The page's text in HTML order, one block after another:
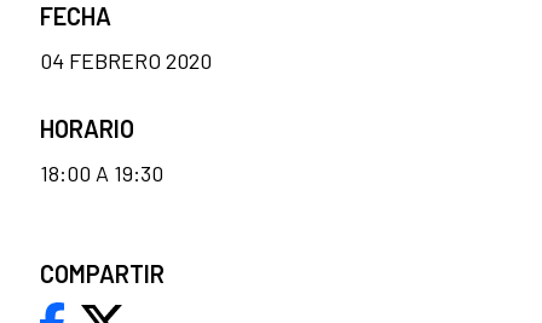
FECHA
04 FEBRERO 2020
HORARIO
18:00 A 19:30
COMPARTIR